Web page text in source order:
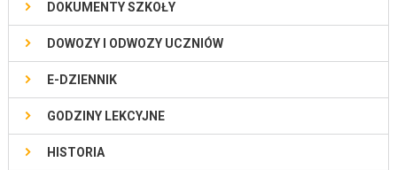
DOKUMENTY SZKOŁY
DOWOZY I ODWOZY UCZNIÓW
E-DZIENNIK
GODZINY LEKCYJNE
HISTORIA